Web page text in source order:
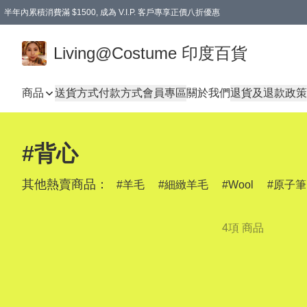
半年內累積消費滿 $1500, 成為 V.I.P. 客戶專享正價八折優惠
Living@Costume 印度百貨
商品 送貨方式付款方式會員專區關於我們退貨及退款政策
#背心
其他熱賣商品： 羊毛 細緻羊毛 Wool 原子筆
4項 商品